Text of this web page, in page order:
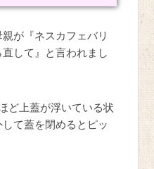
が『ネスカフェバリ
して』と言われまし
ど上蓋が浮いている状
て蓋を閉めるとピッ